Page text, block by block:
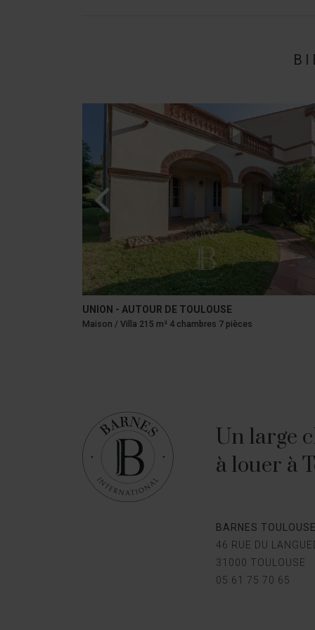
CARBONNE - AUTOUR DE TOULOUSE
EXCLUSIVITÉ
Un large
à louer à
BARNES TOULOUSE
46 RUE DU
31000 TOULOUSE
05 61 75 70 65